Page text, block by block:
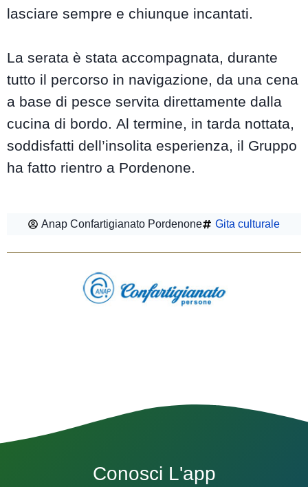
lasciare sempre e chiunque incantati.
La serata è stata accompagnata, durante
tutto il percorso in navigazione, da una cena
a base di pesce servita direttamente dalla
cucina di bordo. Al termine, in tarda nottata,
soddisfatti dell’insolita esperienza, il Gruppo
ha fatto rientro a Pordenone.
Anap Confartigianato Pordenone Gita culturale
Conosci L'app